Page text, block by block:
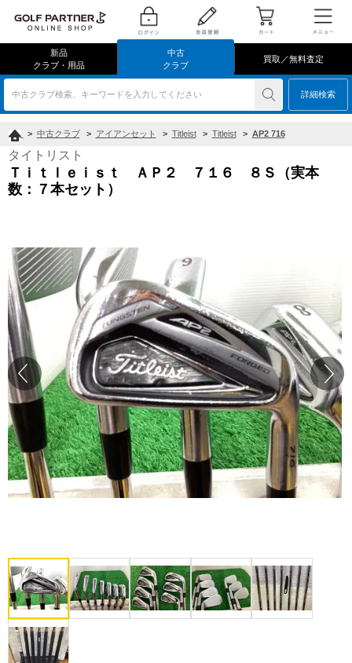
新品
クラブ・用品
中古
クラブ
買取／無料査定
中古クラブ検索、キーワードを入力してください 詳細検索
> 中古クラブ > アイアンセット > Titleist > Titleist > AP2 716
タイトリスト
Ｔｉｔｌｅｉｓｔ ＡＰ２ ７１６ ８Ｓ（実本
数：７本セット）
Prev Next